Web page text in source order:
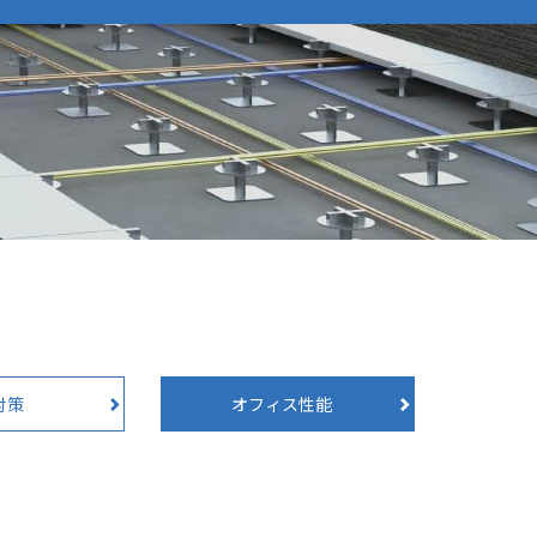
策 オフィス性能